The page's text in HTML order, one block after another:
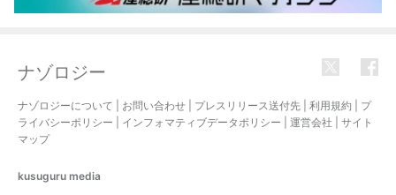
ナゾロジー
ナゾロジーについて お問い合わせ プレスリリース送付先 利用規約
プ
ライバシーポリシー
インフォマティブデータポリシー 運営会社
サイト
マップ
kusuguru media